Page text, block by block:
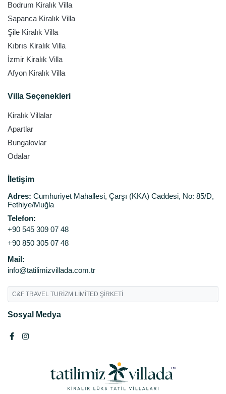
Bodrum Kiralık Villa
Sapanca Kiralık Villa
Şile Kiralık Villa
Kıbrıs Kiralık Villa
İzmir Kiralık Villa
Afyon Kiralık Villa
Villa Seçenekleri
Kiralık Villalar
Apartlar
Bungalovlar
Odalar
İletişim
Adres: Cumhuriyet Mahallesi, Çarşı (KKA) Caddesi, No: 85/D,
Fethiye/Muğla
Telefon:
+90 545 309 07 48
+90 850 305 07 48
Mail:
info@tatilimizvillada.com.tr
C&F TRAVEL TURİZM LİMİTED ŞİRKETİ
Sosyal Medya